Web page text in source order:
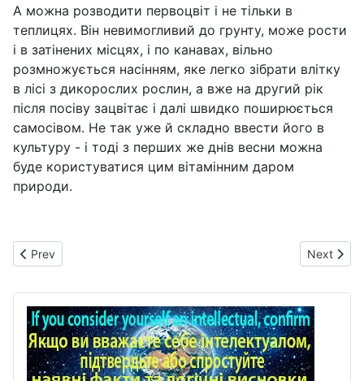
А можна розводити первоцвіт і не тільки в
теплицях. Він невимогливий до грунту, може рости
і в затінених місцях, і по канавах, вільно
розмножується насінням, яке легко зібрати влітку
в лісі з дикорослих рослин, а вже на другий рік
після посіву зацвітає і далі швидко поширюється
самосівом. Не так уже й складно ввести його в
культуру - і тоді з перших же днів весни можна
буде користуватися цим вітамінним даром
природи.
Previous article: Копитняк
Prev Next
Next